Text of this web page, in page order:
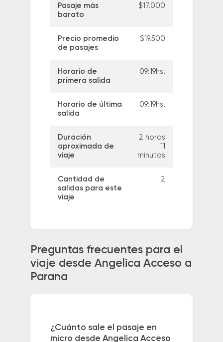
Pasaje más
barato
$17.000
Precio promedio
de pasajes
$19.500
Horario de
primera salida
09:19hs.
Horario de última
salida
09:19hs.
Duración
aproximada de
viaje
2 horas
11
minutos
Cantidad de
salidas para este
viaje
2
Preguntas frecuentes para el
viaje desde Angelica Acceso a
Parana
¿Cuánto sale el pasaje en
micro desde Angelica Acceso